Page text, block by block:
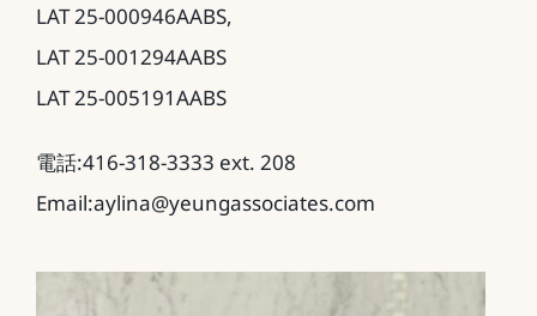
LAT 25-000946AABS,
LAT 25-001294AABS
LAT 25-005191AABS
電話:416-318-3333 ext. 208
Email:aylina@yeungassociates.com